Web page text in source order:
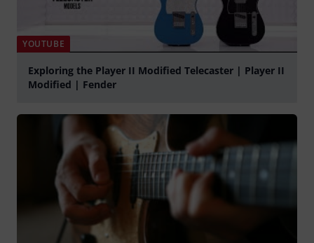
YOUTUBE
Exploring the Player II Modified Telecaster | Player II
Modified | Fender